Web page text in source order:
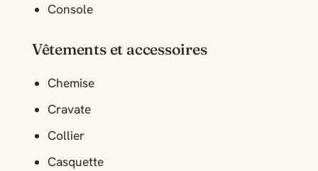
Console
Vêtements et accessoires
Chemise
Cravate
Collier
Casquette